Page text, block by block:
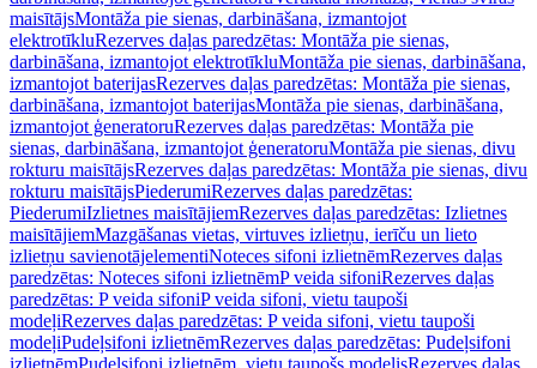
maisītājsMontāža pie sienas, darbināšana, izmantojot
elektrotīkluRezerves daļas paredzētas: Montāža pie sienas,
darbināšana, izmantojot elektrotīkluMontāža pie sienas, darbināšana,
izmantojot baterijasRezerves daļas paredzētas: Montāža pie sienas,
darbināšana, izmantojot baterijasMontāža pie sienas, darbināšana,
izmantojot ģeneratoruRezerves daļas paredzētas: Montāža pie
sienas, darbināšana, izmantojot ģeneratoruMontāža pie sienas, divu
rokturu maisītājsRezerves daļas paredzētas: Montāža pie sienas, divu
rokturu maisītājsPiederumiRezerves daļas paredzētas:
PiederumiIzlietnes maisītājiemRezerves daļas paredzētas: Izlietnes
maisītājiemMazgāšanas vietas, virtuves izlietņu, ierīču un lieto
izlietņu savienotājelementiNoteces sifoni izlietnēmRezerves daļas
paredzētas: Noteces sifoni izlietnēmP veida sifoniRezerves daļas
paredzētas: P veida sifoniP veida sifoni, vietu taupoši
modeļiRezerves daļas paredzētas: P veida sifoni, vietu taupoši
modeļiPudeļsifoni izlietnēmRezerves daļas paredzētas: Pudeļsifoni
izlietnēmPudeļsifoni izlietnēm, vietu taupošs modelisRezerves daļas